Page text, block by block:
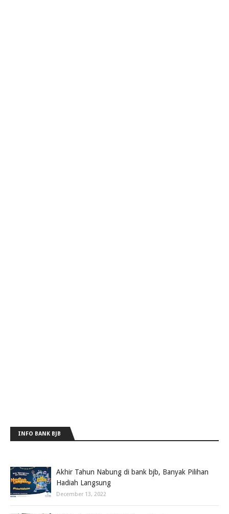
INFO BANK BJB
Akhir Tahun Nabung di bank bjb, Banyak Pilihan
Hadiah Langsung
December 13, 2022